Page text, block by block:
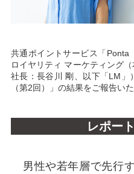
共通ポイントサービス「Ponta
ロイヤリティ マーケティング
社長：長谷川 剛、以下「LM」
（第2回）」の結果をご報告いた
レポー
男性や若年層で先行